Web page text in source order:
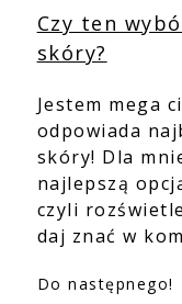
Czy ten
skóry?
Jestem mega
odpowiada
skóry! Dla
najlepszą
czyli
daj znać w
Do następnego!